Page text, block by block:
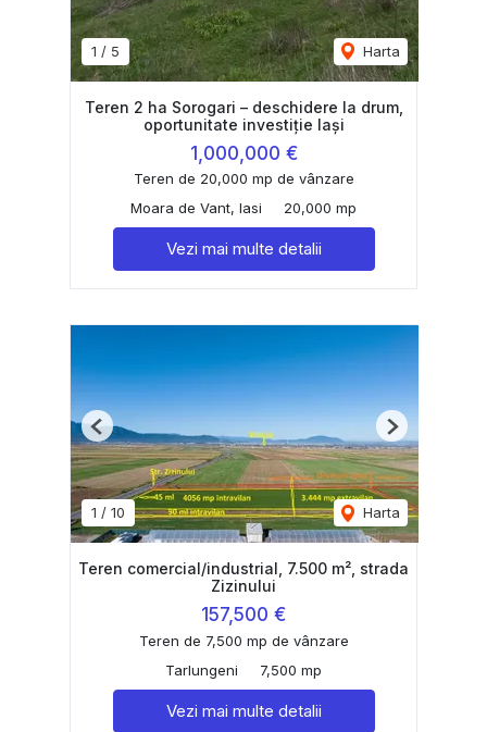
1 / 5 Harta
Teren 2 ha Sorogari – deschidere la drum,
oportunitate investiție Iași
1,000,000 €
Teren de 20,000 mp de vânzare
Moara de Vant, Iasi
20,000 mp
Vezi mai multe detalii
1 / 10 Harta
Previous Next
Teren comercial/industrial, 7.500 m², strada
Zizinului
157,500 €
Teren de 7,500 mp de vânzare
Tarlungeni
7,500 mp
Vezi mai multe detalii